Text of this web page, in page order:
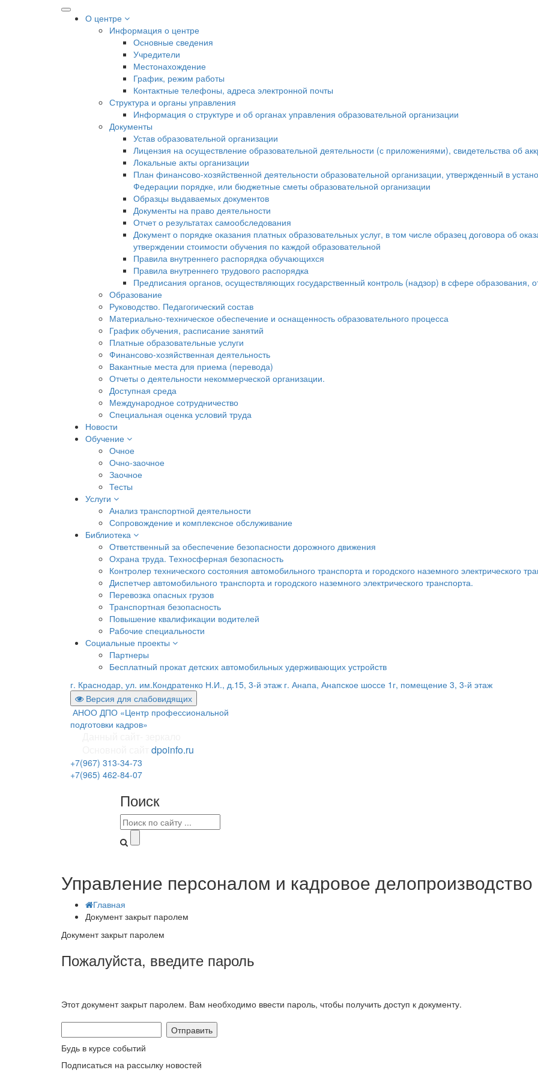
О центре
Информация о центре
Основные сведения
Учредители
Местонахождение
График, режим работы
Контактные телефоны, адреса электронной почты
Структура и органы управления
Информация о структуре и об органах управления образовательной организации
Документы
Устав образовательной организации
Лицензия на осуществление образовательной деятельности (с приложениями), свидетельства об
Локальные акты организации
План финансово-хозяйственной деятельности образовательной организации, утвержденный в
Федерации порядке, или бюджетные сметы образовательной организации
Образцы выдаваемых документов
Документы на право деятельности
Отчет о результатах самообследования
Документ о порядке оказания платных образовательных услуг, в том числе образец договора об
утверждении стоимости обучения по каждой образовательной
Правила внутреннего распорядка обучающихся
Правила внутреннего трудового распорядка
Предписания органов, осуществляющих государственный контроль (надзор) в сфере образования,
Образование
Руководство. Педагогический состав
Материально-техническое обеспечение и оснащенность образовательного процесса
График обучения, расписание занятий
Платные образовательные услуги
Финансово-хозяйственная деятельность
Вакантные места для приема (перевода)
Отчеты о деятельности некоммерческой организации.
Доступная среда
Международное сотрудничество
Специальная оценка условий труда
Новости
Обучение
Очное
Очно-заочное
Заочное
Тесты
Услуги
Анализ транспортной деятельности
Сопровождение и комплексное обслуживание
Библиотека
Ответственный за обеспечение безопасности дорожного движения
Охрана труда. Техносферная безопасность
Контролер технического состояния автомобильного транспорта и городского наземного электрического
Диспетчер автомобильного транспорта и городского наземного электрического транспорта.
Перевозка опасных грузов
Транспортная безопасность
Повышение квалификации водителей
Рабочие специальности
Социальные проекты
Партнеры
Бесплатный прокат детских автомобильных удерживающих устройств
г. Краснодар, ул. им.Кондратенко Н.И., д.15, 3-й этаж г. Анапа, Анапское шоссе 1г, помещение 3, 3-й этаж
Версия для слабовидящих
АНОО ДПО «Центр профессиональной
подготовки кадров»
dpoinfo.ru
+7(967) 313-34-73
+7(965) 462-84-07
Поиск
Управление персоналом и кадровое делопроизводство
Главная
Документ закрыт паролем
Документ закрыт паролем
Пожалуйста, введите пароль
Этот документ закрыт паролем. Вам необходимо ввести пароль, чтобы получить доступ к документу.
Будь в курсе событий
Подписаться на рассылку новостей